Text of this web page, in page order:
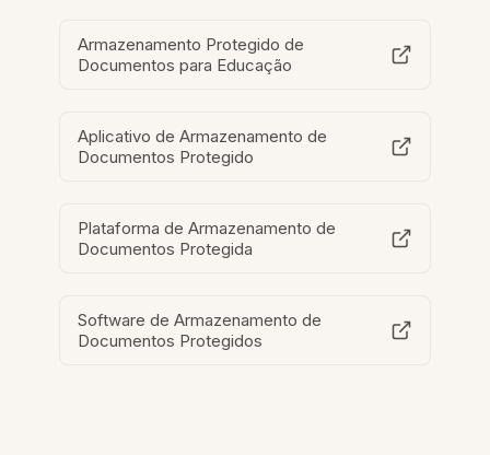
Armazenamento Protegido de
Documentos para Educação
Aplicativo de Armazenamento de
Documentos Protegido
Plataforma de Armazenamento de
Documentos Protegida
Software de Armazenamento de
Documentos Protegidos